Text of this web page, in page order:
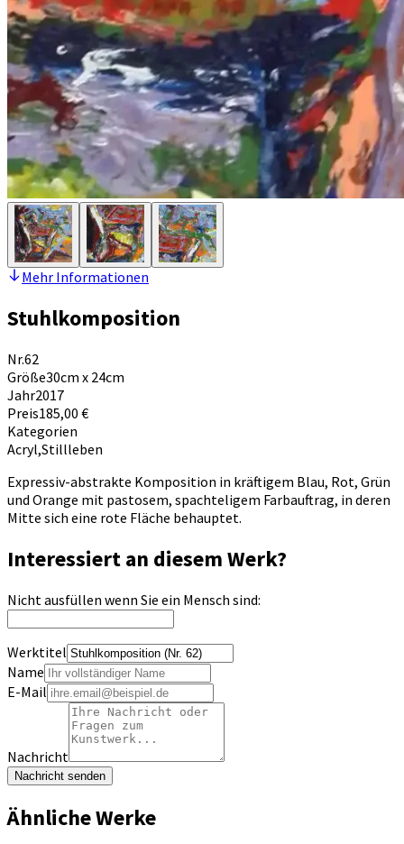
Mehr Informationen
Stuhlkomposition
Nr.62
Größe30cm x 24cm
Jahr2017
Preis185,00 €
Kategorien
Acryl,Stillleben
Expressiv-abstrakte Komposition in kräftigem Blau, Rot, Grün
und Orange mit pastosem, spachteligem Farbauftrag, in deren
Mitte sich eine rote Fläche behauptet.
Interessiert an diesem Werk?
Nicht ausfüllen wenn Sie ein Mensch sind:
Werktitel
Name
E-Mail
Nachricht
Nachricht senden
Ähnliche Werke